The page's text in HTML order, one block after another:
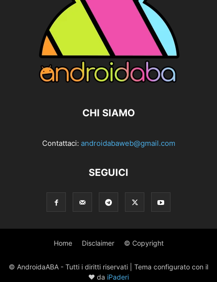
CHI SIAMO
Contattaci: androidabaweb@gmail.com
SEGUICI
Home Disclaimer © Copyright
© AndroidaABA - Tutti i diritti riservati | Tema configurato con il
♥ da iPaderi